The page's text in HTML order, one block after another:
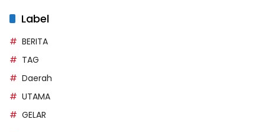
Label
BERITA
TAG
Daerah
UTAMA
GELAR